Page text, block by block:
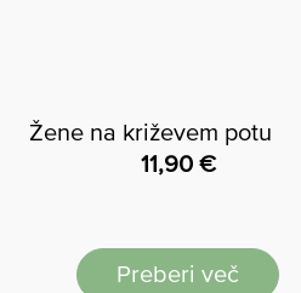
Žene na križevem potu
11,90 €
Preberi več